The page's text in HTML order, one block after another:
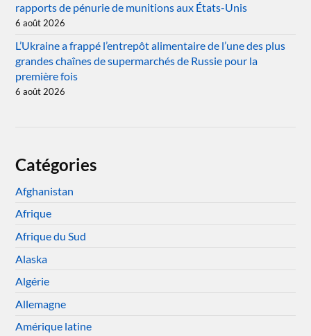
rapports de pénurie de munitions aux États-Unis
6 août 2026
L’Ukraine a frappé l’entrepôt alimentaire de l’une des plus
grandes chaînes de supermarchés de Russie pour la
première fois
6 août 2026
Catégories
Afghanistan
Afrique
Afrique du Sud
Alaska
Algérie
Allemagne
Amérique latine